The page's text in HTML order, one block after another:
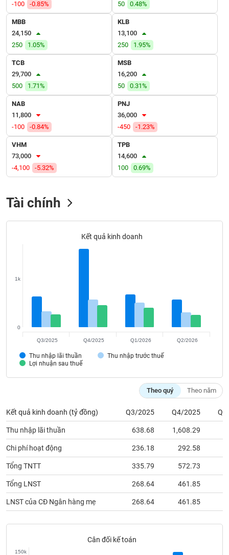
-100 -0.85% 50 0.48%
MBB
24,150
250
1.05%
KLB
13,100
250
1.95%
TCB
29,700
500
1.71%
MSB
16,200
50
0.31%
NAB
11,800
-100
-0.84%
PNJ
36,000
-450
-1.23%
VHM
73,000
-4,100
-5.32%
TPB
14,600
100
0.69%
Tài chính
Kết quả kinh doanh
Thu nhập lãi thuần
Thu nhập trước thuế
Lợi nhuận sau thuế
0
1k
Q3/2025 Q4/2025 Q1/2026 Q2/2026
Theo quý Theo năm
Kết quả kinh doanh (tỷ đồng) Q3/2025 Q4/2025
Thu nhập lãi thuần 638.68 1,608.29
Chi phí hoạt động 236.18 292.58
Tổng TNTT 335.79 572.73
Tổng LNST 268.64 461.85
LNST của CĐ Ngân hàng mẹ 268.64 461.85
Cân đối kế toán
150k
VỤ
TRUYỀN
THÔNG
TIỆN
ÍCH
BẤT
SẢN
khoán
Cổ phiếu Chỉ số Chứng chỉ quỹ
(-)
Tất cả Người liên quan
Tin
tức
viết
giả
(-)
Báo
cáo
phân
tích
(-)
Thuật